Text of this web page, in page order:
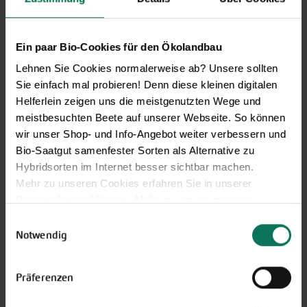
Ein paar Bio-Cookies für den Ökolandbau
Lehnen Sie Cookies normalerweise ab? Unsere sollten
Sie einfach mal probieren! Denn diese kleinen digitalen
Helferlein zeigen uns die meistgenutzten Wege und
meistbesuchten Beete auf unserer Webseite. So können
wir unser Shop- und Info-Angebot weiter verbessern und
Bio-Saatgut samenfester Sorten als Alternative zu
Hybridsorten im Internet besser sichtbar machen.
Mehr zu unseren Cookies erfahren Sie in unserer
Sie können Ihre Einwilligung unter dem Link Cookie-
Notwendig
Präferenzen
Weitere Infos
In den Warenkorb
Preis zzgl. Versandkosteninkl. MwSt.des Lieferlandes
Buschbohne Saxa G120
Hülsen. Sehr früh tragend, unempfindlich im Keimen,
daher auch für raue Lagen geeignet. Hülsenlänge 12-13